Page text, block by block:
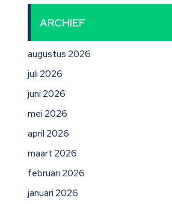
ARCHIEF
augustus 2026
juli 2026
juni 2026
mei 2026
april 2026
maart 2026
februari 2026
januari 2026